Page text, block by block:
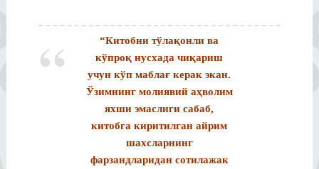
“Китобни тўлақонли ва
кўпроқ нусхада чиқариш
учун кўп маблағ керак экан.
Ўзимнинг молиявий аҳволим
яхши эмаслиги сабаб,
китобга киритилган айрим
шахсларнинг
фарзандларидан сотилажак